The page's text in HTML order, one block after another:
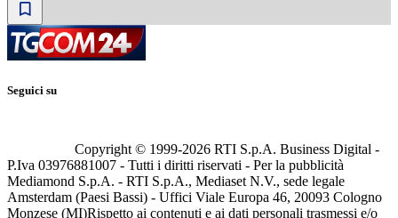
Seguici su
Copyright © 1999-2026 RTI S.p.A. Business Digital -
P.Iva 03976881007 - Tutti i diritti riservati - Per la pubblicità
Mediamond S.p.A. - RTI S.p.A., Mediaset N.V., sede legale
Amsterdam (Paesi Bassi) - Uffici Viale Europa 46, 20093 Cologno
Monzese (MI)Rispetto ai contenuti e ai dati personali trasmessi e/o